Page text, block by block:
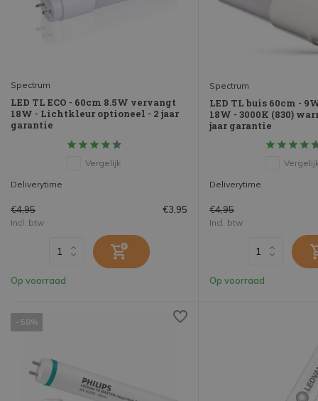
Spectrum
LED TL ECO - 60cm 8.5W vervangt
18W - Lichtkleur optioneel - 2 jaar
garantie
Vergelijk
Deliverytime
€4,95 €3,95
Incl. btw
Op voorraad
Spectrum
LED TL buis 60cm -
18W - 3000K (830)
jaar garantie
Deliverytime
€4,95
Incl. btw
Op voorraad
- 58%